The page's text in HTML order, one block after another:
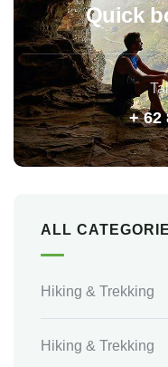
Quick
+ 62
ALL
Hiking & Trekking
Hiking & Trekking